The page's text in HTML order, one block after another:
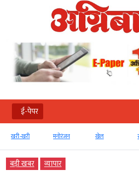
ई-पेपर
खरी-खरी मनोरंजन खेल
बड़ी खबर व्‍यापार